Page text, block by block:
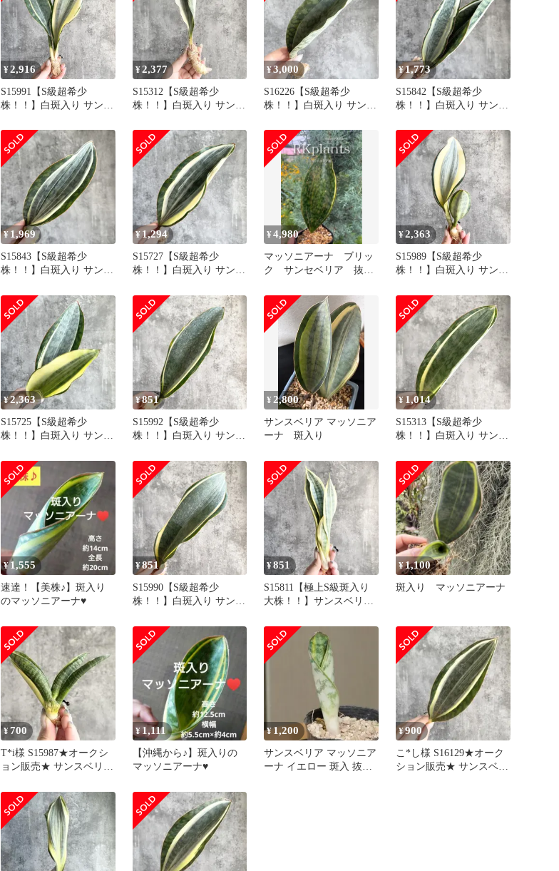
¥2,916
S15991【S級超希少
株！！】白斑入り サンス
ホワイト ヴァエリガータ
斑入り ( ユーフォルビア
サンセベリア )
¥2,377
S15312【S級超希少
株！！】白斑入り サンス
ホワイト ヴァエリガータ
斑入り ( ユーフォルビア
サンセベリア )
¥3,000
S16226【S級超希少
株！！】白斑入り サンス
ホワイト ヴァエリガータ
斑入り ( ユーフォルビア
サンセベリア )
¥1,773
S15842【S級超希少
株！！】白斑入り サンス
ホワイト ヴァエリガータ
斑入り ( ユーフォルビア
サンセベリア )
¥ 1,969
S15843【S級超希少
株！！】白斑入り サンス
ホワイト ヴァエリガータ
斑入り ( ユーフォルビア
サンセベリア )
¥1,294
S15727【S級超希少
株！！】白斑入り サンス
ホワイト ヴァエリガータ
斑入り ( ユーフォルビア
サンセベリア )
¥4,980
マッソニアーナ ブリッ
ク サンセベリア 抜き
¥2,363
S15989【S級超希少
株！！】白斑入り サンス
ホワイト ヴァエリガータ
斑入り ( ユーフォルビア
サンセベリア )
¥2,363
S15725【S級超希少
株！！】白斑入り サンス
ホワイト ヴァエリガータ
斑入り ( ユーフォルビア
サンセベリア )
¥851
S15992【S級超希少
株！！】白斑入り サンス
ホワイト ヴァエリガータ
斑入り ( ユーフォルビア
サンセベリア )
¥2,800
サンスベリア マッソニア
ーナ 斑入り
¥ 1,014
S15313【S級超希少
株！！】白斑入り サンス
ホワイト ヴァエリガータ
斑入り ( ユーフォルビア
サンセベリア )
¥1,555
速達！【美株♪】斑入り
のマッソニアーナ♥️
¥851
S15990【S級超希少
株！！】白斑入り サンス
ホワイト ヴァエリガータ
斑入り ( ユーフォルビア
サンセベリア )
¥851
S15811【極上S級斑入り
大株！！】サンスベリア
り ( ユーフォルビア サン
セベリア )
¥1,100
斑入り マッソニアーナ
¥700
T*i様 S15987★オークシ
ョン販売★ サンスベリア
¥1,111
【沖縄から♪】斑入りの
マッソニアーナ♥️
¥1,200
サンスベリア マッソニア
ーナ イエロー 斑入 抜き
¥900
こ*し様 S16129★オーク
ション販売★ サンスベリ